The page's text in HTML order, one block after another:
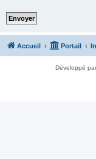
Accueil Portail
Développé